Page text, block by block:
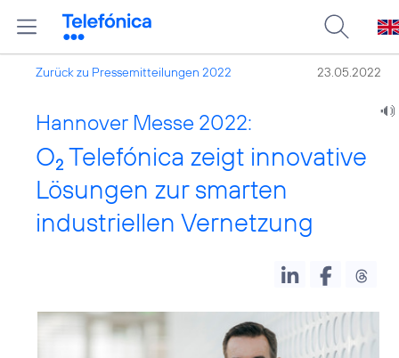
Zurück zu Pressemitteilungen 2022 23.05.2022
Hannover Messe 2022:
O2 Telefónica zeigt innovative
Lösungen zur smarten
industriellen Vernetzung